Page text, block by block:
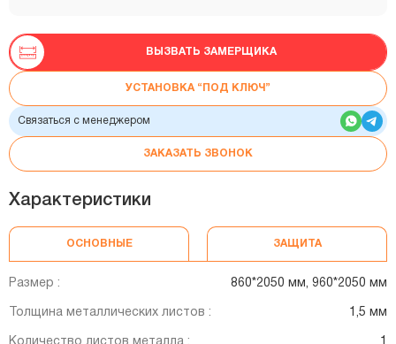
ВЫЗВАТЬ ЗАМЕРЩИКА
УСТАНОВКА “ПОД КЛЮЧ”
Связаться с менеджером
ЗАКАЗАТЬ ЗВОНОК
Характеристики
ОСНОВНЫЕ ЗАЩИТА
Размер : 860*2050 мм, 960*2050 мм
Толщина металлических листов : 1,5 мм